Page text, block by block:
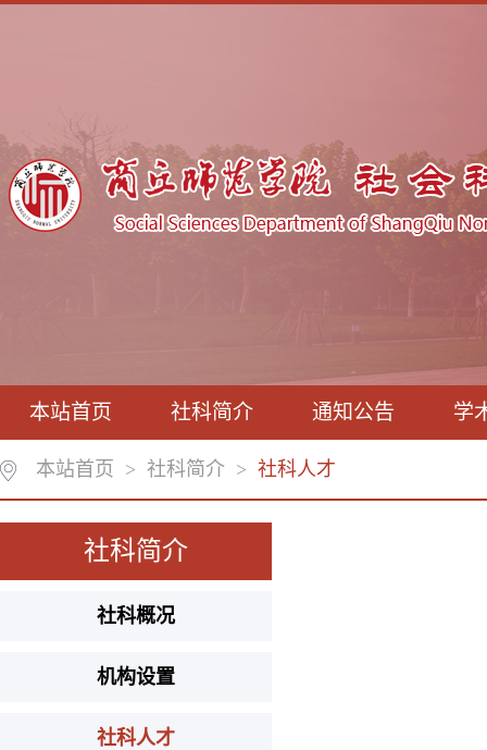
本站首页 社科简介 通知公告 学
本站首页 > 社科简介 > 社科人才
社科简介
社科概况
机构设置
社科人才